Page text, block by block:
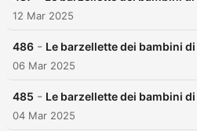
12 Mar 2025
486 - Le barzellette dei bambini
06 Mar 2025
485 - Le barzellette dei bambini
04 Mar 2025